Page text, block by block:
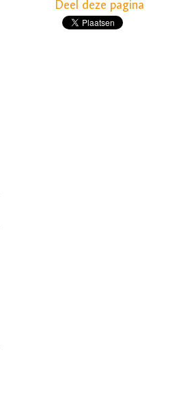
Deel deze pagina